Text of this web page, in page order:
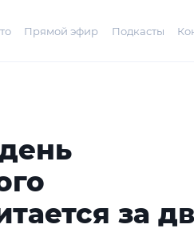
Прямой эфир Подкасты
за